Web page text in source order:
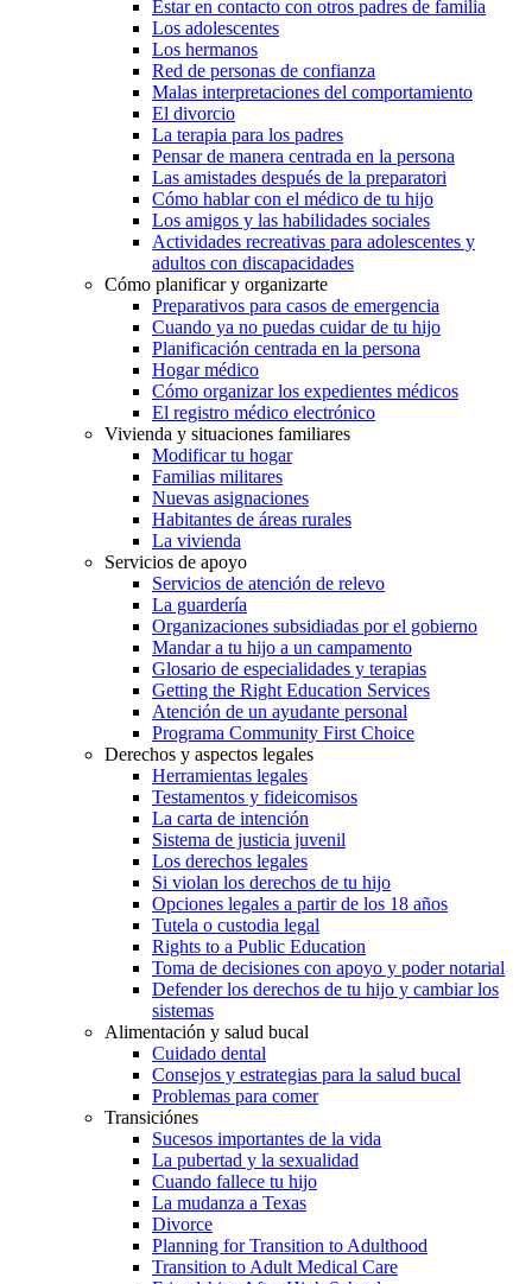
Estar en contacto con otros padres de familia
Los adolescentes
Los hermanos
Red de personas de confianza
Malas interpretaciones del comportamiento
El divorcio
La terapia para los padres
Pensar de manera centrada en la persona
Las amistades después de la preparatori
Cómo hablar con el médico de tu hijo
Los amigos y las habilidades sociales
Actividades recreativas para adolescentes y
adultos con discapacidades
Cómo planificar y organizarte
Preparativos para casos de emergencia
Cuando ya no puedas cuidar de tu hijo
Planificación centrada en la persona
Hogar médico
Cómo organizar los expedientes médicos
El registro médico electrónico
Vivienda y situaciones familiares
Modificar tu hogar
Familias militares
Nuevas asignaciones
Habitantes de áreas rurales
La vivienda
Servicios de apoyo
Servicios de atención de relevo
La guardería
Organizaciones subsidiadas por el gobierno
Mandar a tu hijo a un campamento
Glosario de especialidades y terapias
Getting the Right Education Services
Atención de un ayudante personal
Programa Community First Choice
Derechos y aspectos legales
Herramientas legales
Testamentos y fideicomisos
La carta de intención
Sistema de justicia juvenil
Los derechos legales
Si violan los derechos de tu hijo
Opciones legales a partir de los 18 años
Tutela o custodia legal
Rights to a Public Education
Toma de decisiones con apoyo y poder notarial
Defender los derechos de tu hijo y cambiar los
sistemas
Alimentación y salud bucal
Cuidado dental
Consejos y estrategias para la salud bucal
Problemas para comer
Transiciónes
Sucesos importantes de la vida
La pubertad y la sexualidad
Cuando fallece tu hijo
La mudanza a Texas
Divorce
Planning for Transition to Adulthood
Transition to Adult Medical Care